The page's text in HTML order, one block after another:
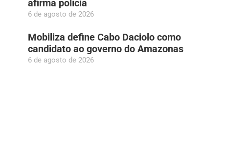
afirma polícia
6 de agosto de 2026
Mobiliza define Cabo Daciolo como
candidato ao governo do Amazonas
6 de agosto de 2026